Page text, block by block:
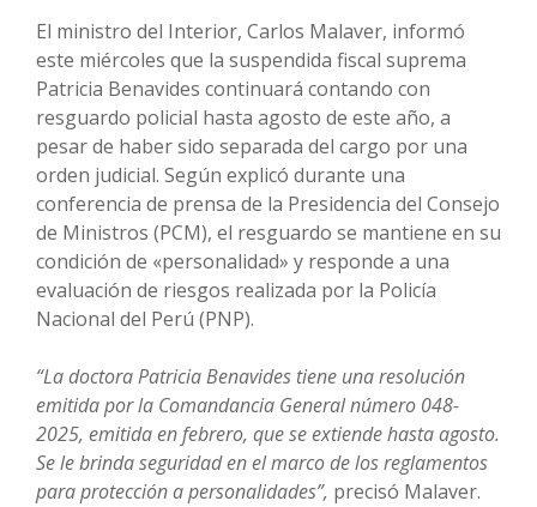
El ministro del Interior, Carlos Malaver, informó
este miércoles que la suspendida fiscal suprema
Patricia Benavides continuará contando con
resguardo policial hasta agosto de este año, a
pesar de haber sido separada del cargo por una
orden judicial. Según explicó durante una
conferencia de prensa de la Presidencia del Consejo
de Ministros (PCM), el resguardo se mantiene en su
condición de «personalidad» y responde a una
evaluación de riesgos realizada por la Policía
Nacional del Perú (PNP).
“La doctora Patricia Benavides tiene una resolución
emitida por la Comandancia General número 048-
2025, emitida en febrero, que se extiende hasta agosto.
Se le brinda seguridad en el marco de los reglamentos
para protección a personalidades”, precisó Malaver.